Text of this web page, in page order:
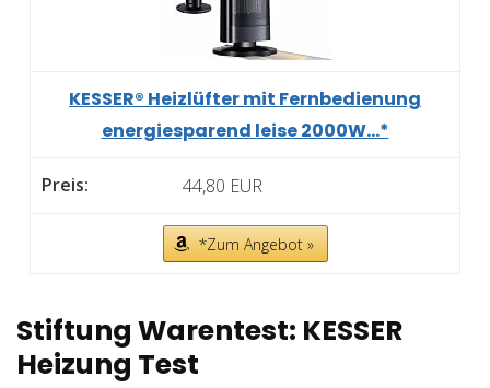
KESSER® Heizlüfter mit Fernbedienung
energiesparend leise 2000W...*
44,80 EUR
*Zum Angebot »
Stiftung Warentest: KESSER
Heizung Test